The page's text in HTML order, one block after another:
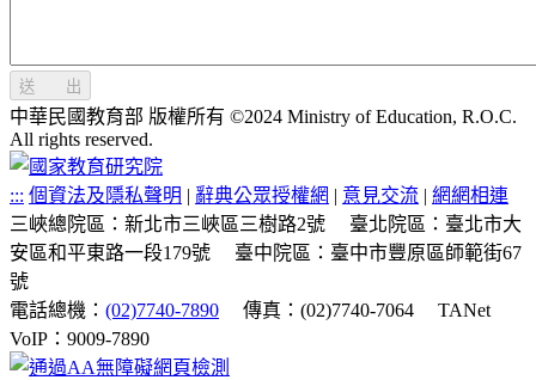
送 出
中華民國教育部 版權所有 ©2024 Ministry of Education, R.O.C.
All rights reserved.
::: 個資法及隱私聲明 | 辭典公眾授權網 | 意見交流 | 網網相連
三峽總院區：新北市三峽區三樹路2號
臺北院區：臺北市大
安區和平東路一段179號
臺中院區：臺中市豐原區師範街67
號
電話總機： (02)7740-7890 傳真：(02)7740-7064
TANet
VoIP：9009-7890